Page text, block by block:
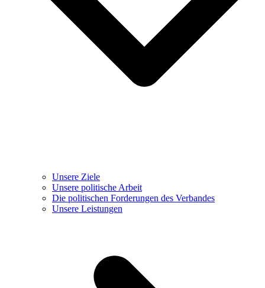
Unsere Ziele
Unsere politische Arbeit
Die politischen Forderungen des Verbandes
Unsere Leistungen